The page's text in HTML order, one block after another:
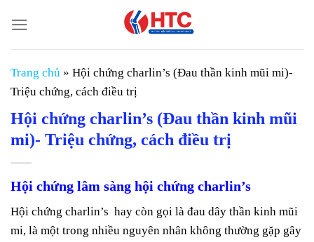
đến
nội
dung
Trang chủ » Hội chứng charlin’s (Đau thần kinh mũi mi)-
Triệu chứng, cách điều trị
Hội chứng charlin’s (Đau thần kinh mũi
mi)- Triệu chứng, cách điều trị
Hội chứng lâm sàng hội chứng charlin’s
Hội chứng charlin’s hay còn gọi là đau dây thần kinh mũi
mi, là một trong nhiều nguyên nhân không thường gặp gây